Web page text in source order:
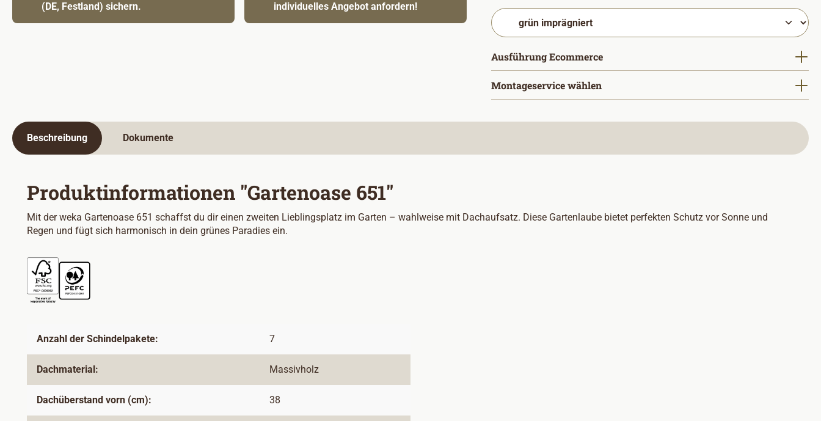
(DE, Festland) sichern.
individuelles Angebot anfordern!
Ausführung Ecommerceauswählen
Montageservice wählen
Beschreibung Dokumente
Produktinformationen "Gartenoase 651"
Mit der weka Gartenoase 651 schaffst du dir einen zweiten Lieblingsplatz im Garten – wahlweise mit Dachaufsatz. Diese Gartenlaube bietet perfekten Schutz vor Sonne und
Regen und fügt sich harmonisch in dein grünes Paradies ein.
Anzahl der Schindelpakete: 7
Dachmaterial: Massivholz
Dachüberstand vorn (cm): 38